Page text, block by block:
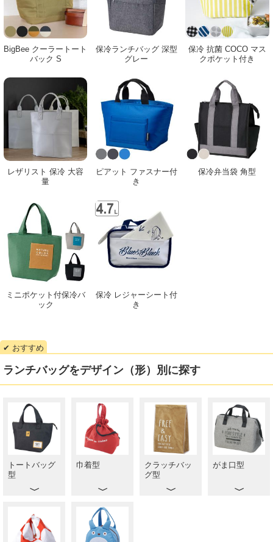
BigBee クーラートート
バック S
保冷ランチバッグ 深型
グレー
保冷 抗菌 COCO マス
クポケット付き
レザリスト 保冷 大容
量
ピアット ファスナー付
き
保冷弁当袋 角型
ミニポケット付保冷バ
ック
保冷 レジャーシート付
き
ランチバッグをデザイン（形）別に探す
トートバッグ
型
巾着型
クラッチバッ
グ型
がま口型